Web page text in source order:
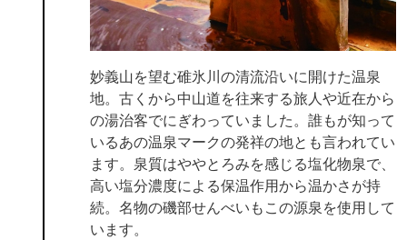
妙義山を望む碓氷川の清流沿いに開けた温泉
地。古くから中山道を往来する旅人や近在から
の湯治客でにぎわっていました。誰もが知って
いるあの温泉マークの発祥の地とも言われてい
ます。泉質はややとろみを感じる塩化物泉で、
高い塩分濃度による保温作用から温かさが持
続。名物の磯部せんべいもこの源泉を使用して
います。